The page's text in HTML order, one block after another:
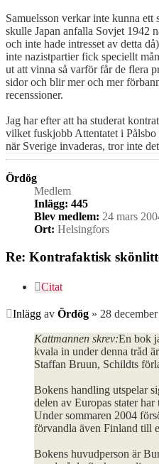
Samuelsson verkar inte kunna
skulle Japan anfalla Sovjet 1942
och inte hade intresset av detta
inte nazistpartier fick speciellt
ut att vinna så varför får de flera
sidor och blir mer och mer
recenssioner.
Jag har efter att ha studerat
vilket fuskjobb Attentatet i
när Sverige invaderas, tror inte
Ördög
Medlem
Inlägg: 445
Blev medlem: 24 mars
Ort: Helsingfors
Re: Kontrafaktisk
Citat
Inlägg av Ördög » 28
Kattmannen skrev:En bok
kvala in under denna tråd
Staffan Bruun, Schildts
Bokens handling utspelar
delen av Europas stater
Under sommaren 2004
förvandla även Finland till
Bokens huvudperson är